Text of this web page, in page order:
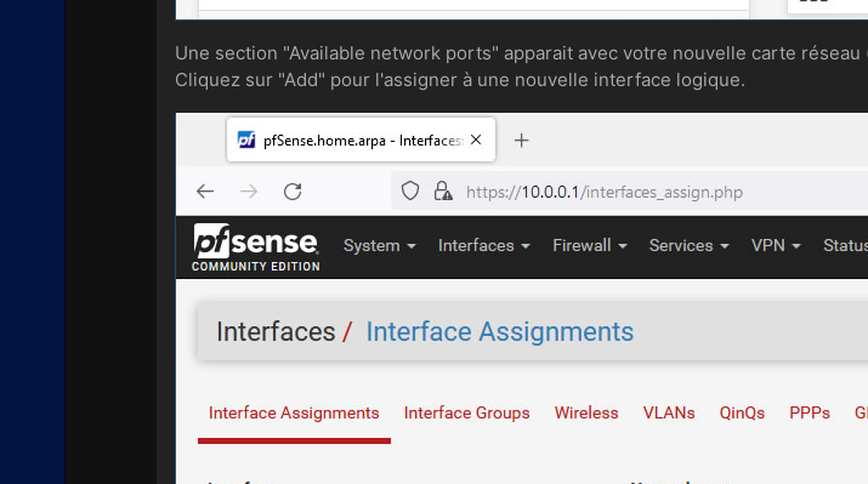
Une section "Available network ports" apparait avec votre nouvelle carte réseau
Cliquez sur "Add" pour l'assigner à une nouvelle interface logique.